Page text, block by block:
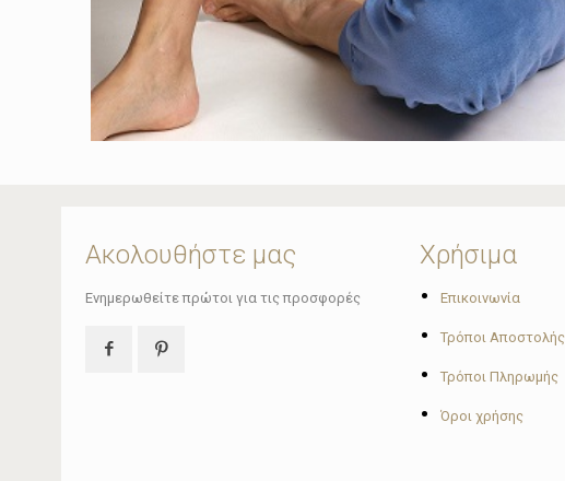
Ακολουθήστε μας
Ενημερωθείτε πρώτοι για τις προσφορές
Χρήσιμα
• Επικοινωνία
• Τρόποι Αποστολής
• Τρόποι Πληρωμής
• Όροι χρήσης